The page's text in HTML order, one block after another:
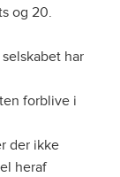
og 20.
har
forblive i
der ikke
heraf